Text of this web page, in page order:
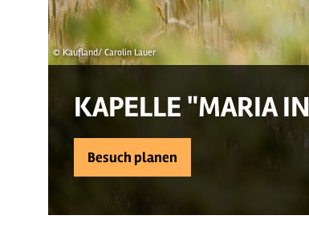
© Kaufland/ Carolin Lauer
KAPELLE "MARIA
Besuch planen